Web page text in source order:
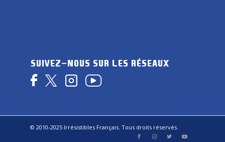
SUIVEZ-NOUS SUR LES RÉSEAUX
© 2010-2025 Irrésistibles Français. Tous droits réservés.